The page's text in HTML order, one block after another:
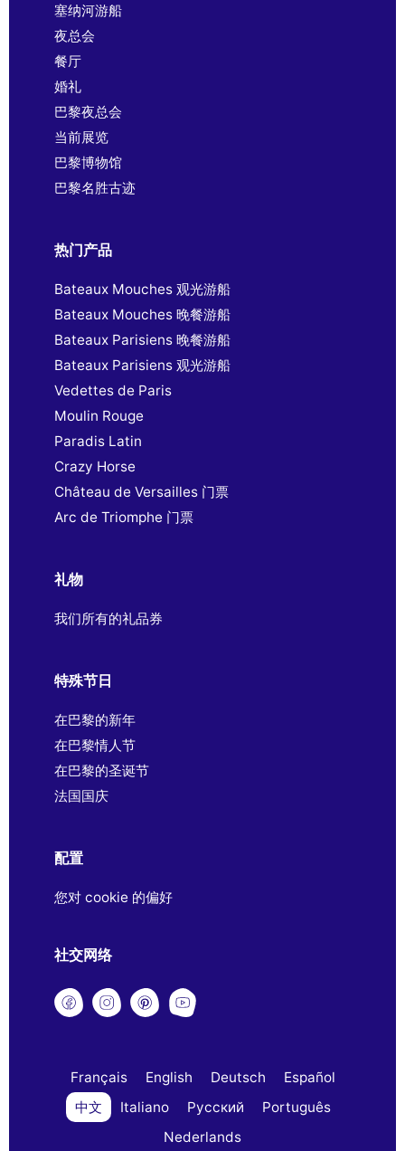
塞纳河游船
夜总会
餐厅
婚礼
巴黎夜总会
当前展览
巴黎博物馆
巴黎名胜古迹
热门产品
Bateaux Mouches 观光游船
Bateaux Mouches 晚餐游船
Bateaux Parisiens 晚餐游船
Bateaux Parisiens 观光游船
Vedettes de Paris
Moulin Rouge
Paradis Latin
Crazy Horse
Château de Versailles 门票
Arc de Triomphe 门票
礼物
我们所有的礼品券
特殊节日
在巴黎的新年
在巴黎情人节
在巴黎的圣诞节
法国国庆
配置
您对 cookie 的偏好
社交网络
Français English Deutsch
Español
中文
Italiano Русский
Português
Nederlands